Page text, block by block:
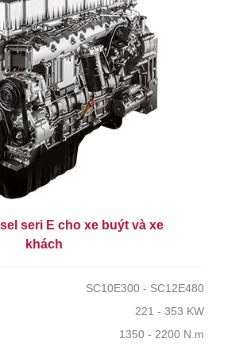
seri E cho xe buýt và xe
khách
SC10E300 - SC12E480
221 - 353 KW
1350 - 2200 N.m